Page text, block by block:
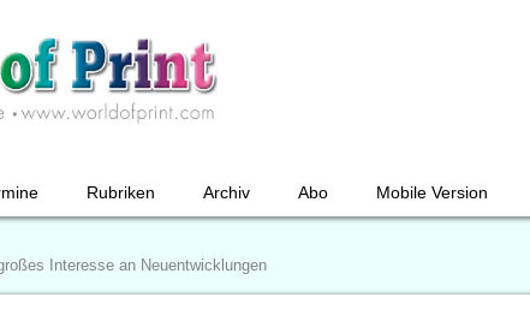
Rubriken Archiv Abo Mobile Version
Interesse an Neuentwicklungen